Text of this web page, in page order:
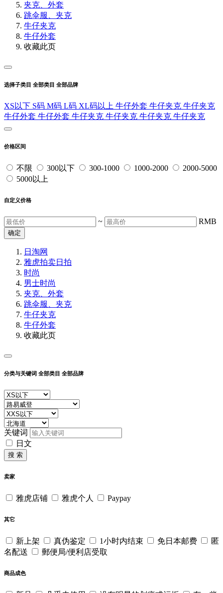
夹克、外套
跳伞服、夹克
牛仔夹克
牛仔外套
收藏此页
选择子类目 全部类目 全部品牌
XS以下 S码 M码 L码 XL码以上 牛仔外套 牛仔夹克 牛仔夹克
牛仔外套 牛仔外套 牛仔夹克 牛仔夹克 牛仔夹克 牛仔夹克
价格区间
不限 300以下 300-1000 1000-2000
2000-5000
5000以上
自定义价格
~ RMB
确定
日淘网
雅虎拍卖日拍
时尚
男士时尚
夹克、外套
跳伞服、夹克
牛仔夹克
牛仔外套
收藏此页
分类与关键词 全部类目 全部品牌
关键词
日文
搜 索
卖家
雅虎店铺 雅虎个人 Paypay
其它
新上架 真伪鉴定 1小时内结束 免日本邮费
匿
名配送
郵便局/便利店受取
商品成色